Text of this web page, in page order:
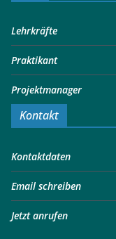
Lehrkräfte
Praktikant
Projektmanager
Kontakt
Kontaktdaten
Email schreiben
Jetzt anrufen